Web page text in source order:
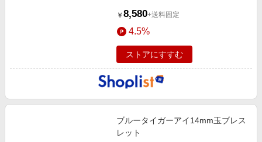
￥ 8,580+送料固定
4.5%
ストアにすすむ
ブルータイガーアイ14mm玉ブレス
レット